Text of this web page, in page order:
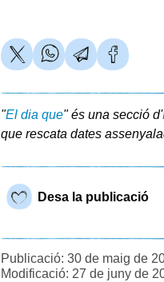
"El dia que" és una secció d'
que rescata dates
Desa la publicació
Publicació: 30 de maig de
Modificació: 27 de juny de